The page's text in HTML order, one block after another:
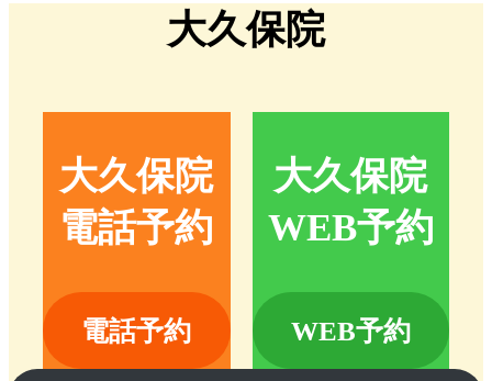
大久保院
大久保院
電話予約
電話予約
大久保院
WEB予約
WEB予約